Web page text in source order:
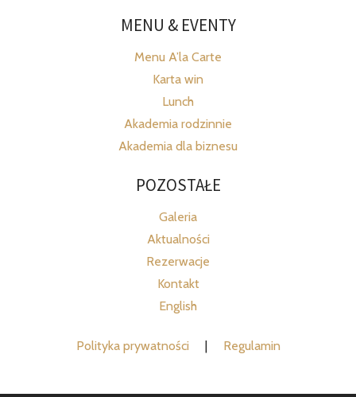
MENU & EVENTY
Menu A’la Carte
Karta win
Lunch
Akademia rodzinnie
Akademia dla biznesu
POZOSTAŁE
Galeria
Aktualności
Rezerwacje
Kontakt
English
Polityka prywatności | Regulamin